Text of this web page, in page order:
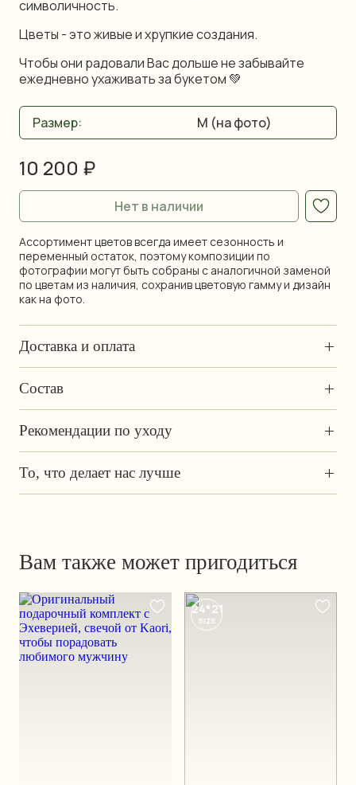
символичность.
Цветы - это живые и хрупкие создания.
Чтобы они радовали Вас дольше не забывайте
ежедневно ухаживать за букетом 💚
Размер:
10 200 ₽
Нет в наличии
Ассортимент цветов всегда имеет сезонность и
переменный остаток, поэтому композиции по
фотографии могут быть собраны с аналогичной заменой
по цветам из наличия, сохранив цветовую гамму и дизайн
как на фото.
Доставка и оплата +
Состав +
Рекомендации по уходу +
То, что делает нас лучше +
Вам также может пригодиться
24*21
SIZE